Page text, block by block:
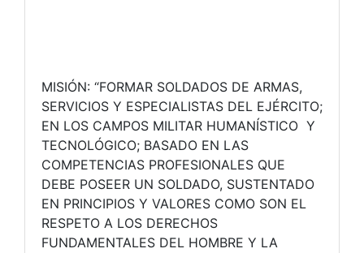
MISIÓN: “FORMAR SOLDADOS DE ARMAS,
SERVICIOS Y ESPECIALISTAS DEL EJÉRCITO;
EN LOS CAMPOS MILITAR HUMANÍSTICO Y
TECNOLÓGICO; BASADO EN LAS
COMPETENCIAS PROFESIONALES QUE
DEBE POSEER UN SOLDADO, SUSTENTADO
EN PRINCIPIOS Y VALORES COMO SON EL
RESPETO A LOS DERECHOS
FUNDAMENTALES DEL HOMBRE Y LA